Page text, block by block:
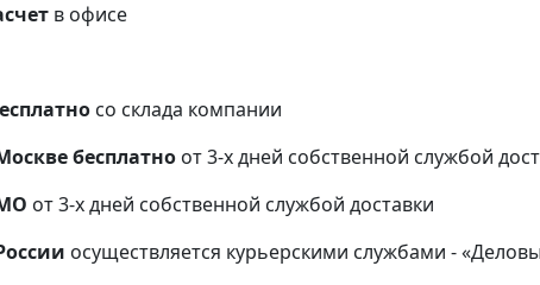
в офисе
со склада компании
бесплатно от 3-х дней собственной службой
от 3-х дней собственной службой доставки
осуществляется курьерскими службами -